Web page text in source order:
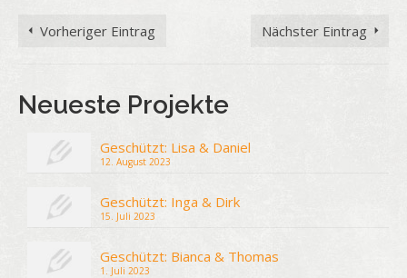
Vorheriger Eintrag Nächster Eintrag
Neueste Projekte
Geschützt: Lisa & Daniel
12. August 2023
Geschützt: Inga & Dirk
15. Juli 2023
Geschützt: Bianca & Thomas
1. Juli 2023